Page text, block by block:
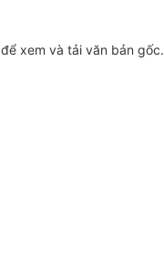
để xem và tải văn bản gốc.